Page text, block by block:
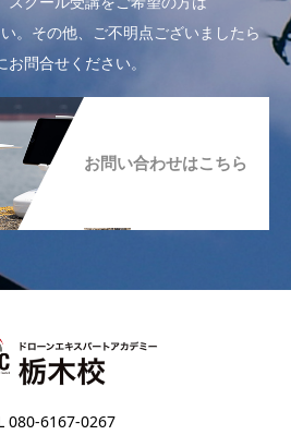
。その他、ご不明点ございましたら
お問合せください。
お問い合わせはこちら
080-6167-0267